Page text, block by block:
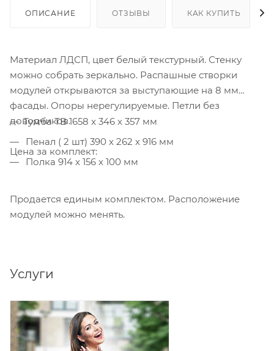
ОПИСАНИЕ ОТЗЫВЫ КАК КУПИТЬ
Материал ЛДСП, цвет белый текстурный. Стенку
можно собрать зеркально. Распашные створки
модулей открываются за выступающие на 8 мм
фасады. Опоры нерегулируемые. Петли без
доводчиков.
Цена за комплект:
Тумба ТВ 1658 x 346 x 357 мм
Пенал ( 2 шт) 390 x 262 x 916 мм
Полка 914 x 156 x 100 мм
Продается единым комплектом. Расположение
модулей можно менять.
Услуги